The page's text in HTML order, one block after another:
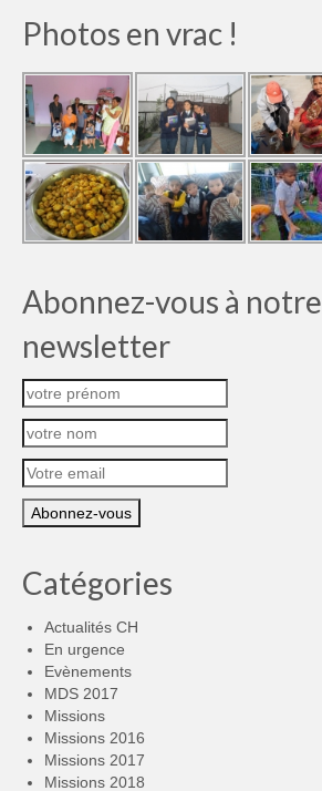
Photos en vrac !
Abonnez-vous à notre
newsletter
Catégories
Actualités CH
En urgence
Evènements
MDS 2017
Missions
Missions 2016
Missions 2017
Missions 2018